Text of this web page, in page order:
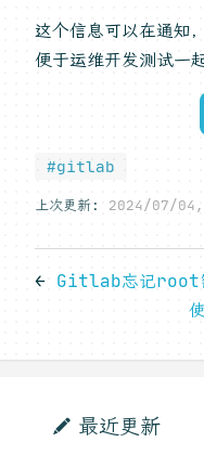
这个信息可以在通知
便于运维开发测试一
#gitlab
上次更新: 2024/07/
← Gitlab忘记root
最近更新